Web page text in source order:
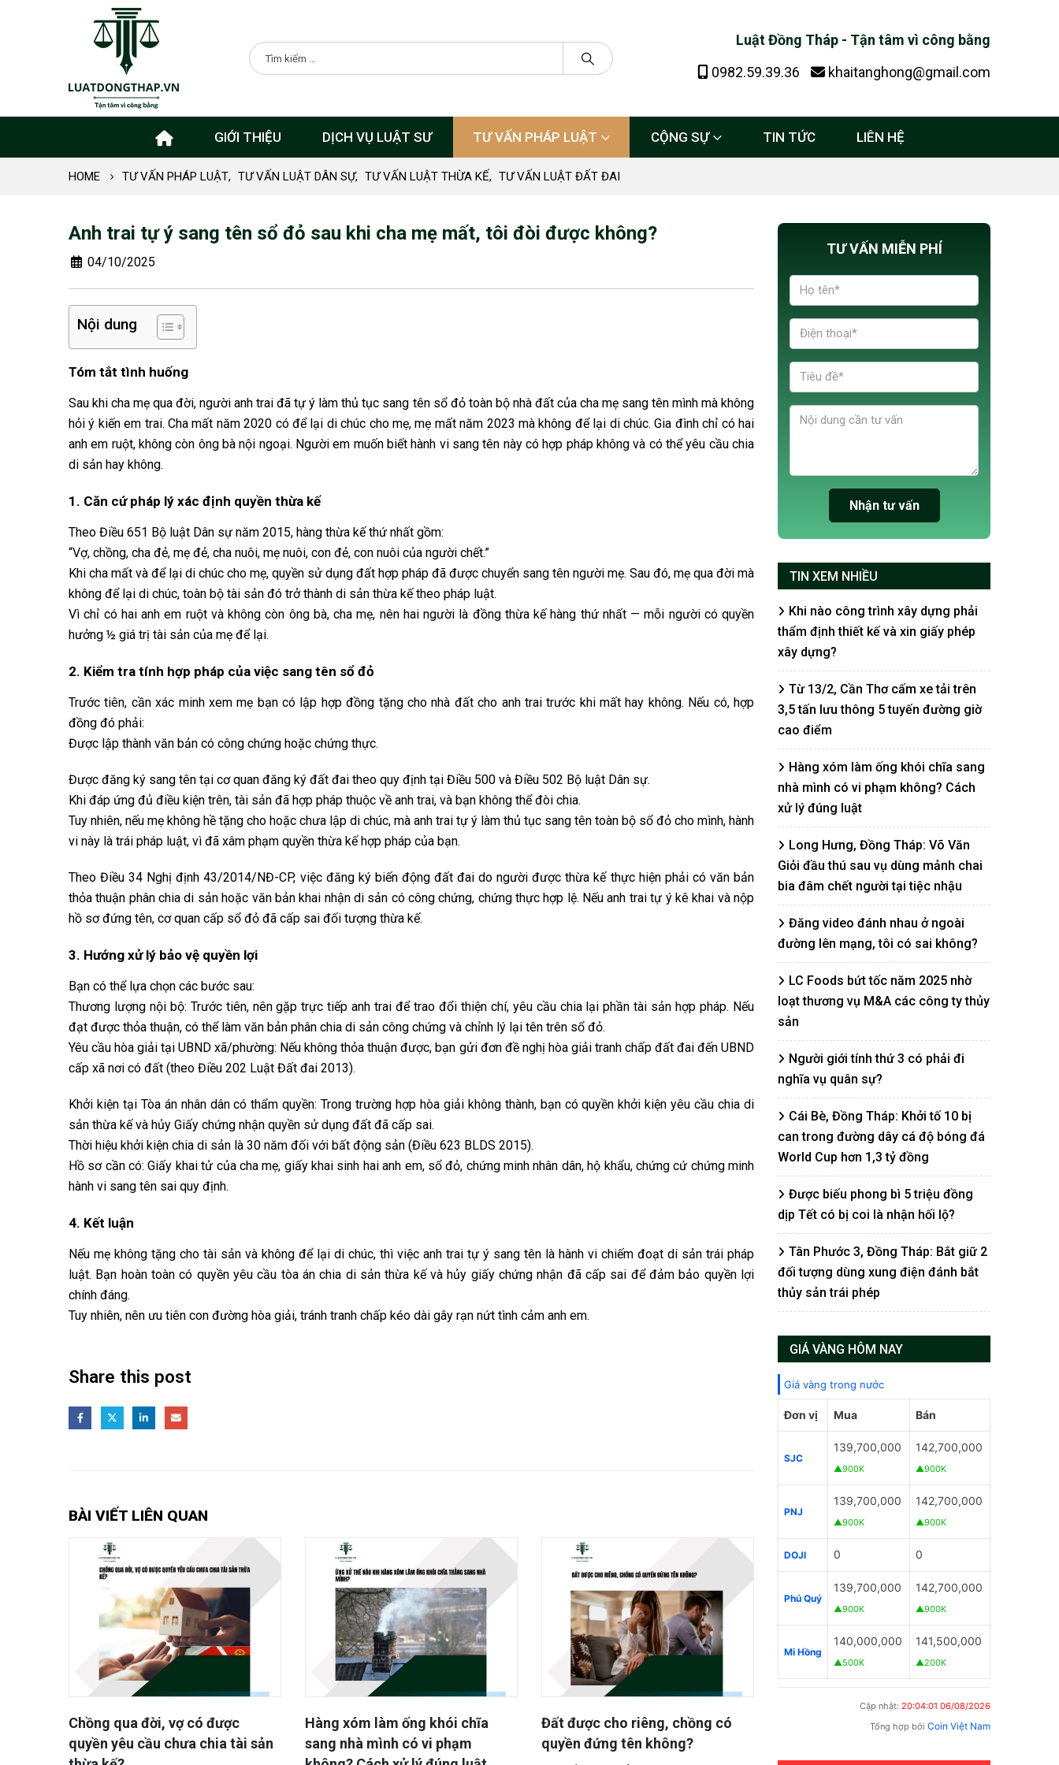
Luật Đồng Tháp - Tận tâm vì công bằng
0982.59.39.36
khaitanghong@gmail.com
GIỚI THIỆU DỊCH VỤ LUẬT SƯ TƯ VẤN PHÁP LUẬT CỘNG SỰ TIN TỨC LIÊN HỆ
HOME TƯ VẤN PHÁP LUẬT, TƯ VẤN LUẬT DÂN SỰ, TƯ VẤN LUẬT THỪA KẾ, TƯ VẤN LUẬT ĐẤT ĐAI
Anh trai tự ý sang tên sổ đỏ sau khi cha mẹ mất, tôi đòi được không?
04/10/2025
Nội dung
Tóm tắt tình huống
Sau khi cha mẹ qua đời, người anh trai đã tự ý làm thủ tục sang tên sổ đỏ toàn bộ nhà đất của cha mẹ sang tên mình mà không
hỏi ý kiến em trai. Cha mất năm 2020 có để lại di chúc cho mẹ, mẹ mất năm 2023 mà không để lại di chúc. Gia đình chỉ có hai
anh em ruột, không còn ông bà nội ngoại. Người em muốn biết hành vi sang tên này có hợp pháp không và có thể yêu cầu chia
di sản hay không.
1. Căn cứ pháp lý xác định quyền thừa kế
Theo Điều 651 Bộ luật Dân sự năm 2015, hàng thừa kế thứ nhất gồm:
“Vợ, chồng, cha đẻ, mẹ đẻ, cha nuôi, mẹ nuôi, con đẻ, con nuôi của người chết.”
Khi cha mất và để lại di chúc cho mẹ, quyền sử dụng đất hợp pháp đã được chuyển sang tên người mẹ. Sau đó, mẹ qua đời mà
không để lại di chúc, toàn bộ tài sản đó trở thành di sản thừa kế theo pháp luật.
Vì chỉ có hai anh em ruột và không còn ông bà, cha mẹ, nên hai người là đồng thừa kế hàng thứ nhất — mỗi người có quyền
hưởng ½ giá trị tài sản của mẹ để lại.
2. Kiểm tra tính hợp pháp của việc sang tên sổ đỏ
Trước tiên, cần xác minh xem mẹ bạn có lập hợp đồng tặng cho nhà đất cho anh trai trước khi mất hay không. Nếu có, hợp
đồng đó phải:
Được lập thành văn bản có công chứng hoặc chứng thực.
Được đăng ký sang tên tại cơ quan đăng ký đất đai theo quy định tại Điều 500 và Điều 502 Bộ luật Dân sự.
Khi đáp ứng đủ điều kiện trên, tài sản đã hợp pháp thuộc về anh trai, và bạn không thể đòi chia.
Tuy nhiên, nếu mẹ không hề tặng cho hoặc chưa lập di chúc, mà anh trai tự ý làm thủ tục sang tên toàn bộ sổ đỏ cho mình, hành
vi này là trái pháp luật, vì đã xâm phạm quyền thừa kế hợp pháp của bạn.
Theo Điều 34 Nghị định 43/2014/NĐ-CP, việc đăng ký biến động đất đai do người được thừa kế thực hiện phải có văn bản
thỏa thuận phân chia di sản hoặc văn bản khai nhận di sản có công chứng, chứng thực hợp lệ. Nếu anh trai tự ý kê khai và nộp
hồ sơ đứng tên, cơ quan cấp sổ đỏ đã cấp sai đối tượng thừa kế.
3. Hướng xử lý bảo vệ quyền lợi
Bạn có thể lựa chọn các bước sau:
Thương lượng nội bộ: Trước tiên, nên gặp trực tiếp anh trai để trao đổi thiện chí, yêu cầu chia lại phần tài sản hợp pháp. Nếu
đạt được thỏa thuận, có thể làm văn bản phân chia di sản công chứng và chỉnh lý lại tên trên sổ đỏ.
Yêu cầu hòa giải tại UBND xã/phường: Nếu không thỏa thuận được, bạn gửi đơn đề nghị hòa giải tranh chấp đất đai đến UBND
cấp xã nơi có đất (theo Điều 202 Luật Đất đai 2013).
Khởi kiện tại Tòa án nhân dân có thẩm quyền: Trong trường hợp hòa giải không thành, bạn có quyền khởi kiện yêu cầu chia di
sản thừa kế và hủy Giấy chứng nhận quyền sử dụng đất đã cấp sai.
Thời hiệu khởi kiện chia di sản là 30 năm đối với bất động sản (Điều 623 BLDS 2015).
Hồ sơ cần có: Giấy khai tử của cha mẹ, giấy khai sinh hai anh em, sổ đỏ, chứng minh nhân dân, hộ khẩu, chứng cứ chứng minh
hành vi sang tên sai quy định.
4. Kết luận
Nếu mẹ không tặng cho tài sản và không để lại di chúc, thì việc anh trai tự ý sang tên là hành vi chiếm đoạt di sản trái pháp
luật. Bạn hoàn toàn có quyền yêu cầu tòa án chia di sản thừa kế và hủy giấy chứng nhận đã cấp sai để đảm bảo quyền lợi
chính đáng.
Tuy nhiên, nên ưu tiên con đường hòa giải, tránh tranh chấp kéo dài gây rạn nứt tình cảm anh em.
Share this post
BÀI VIẾT LIÊN QUAN
Chồng qua đời, vợ có được
quyền yêu cầu chưa chia tài sản
Hàng xóm làm ống khói chĩa
sang nhà mình có vi phạm
Đất được cho riêng, chồng có
quyền đứng tên không?
Dịch Vụ Luật Sư Tư Vấn Luật Lao
TƯ VẤN MIỄN PHÍ
TIN XEM NHIỀU
Khi nào công trình xây dựng phải
thẩm định thiết kế và xin giấy phép
xây dựng?
Từ 13/2, Cần Thơ cấm xe tải trên
3,5 tấn lưu thông 5 tuyến đường giờ
cao điểm
Hàng xóm làm ống khói chĩa sang
nhà mình có vi phạm không? Cách
xử lý đúng luật
Long Hưng, Đồng Tháp: Võ Văn
Giỏi đầu thú sau vụ dùng mảnh chai
bia đâm chết người tại tiệc nhậu
Đăng video đánh nhau ở ngoài
đường lên mạng, tôi có sai không?
LC Foods bứt tốc năm 2025 nhờ
loạt thương vụ M&A các công ty thủy
sản
Người giới tính thứ 3 có phải đi
nghĩa vụ quân sự?
Cái Bè, Đồng Tháp: Khởi tố 10 bị
can trong đường dây cá độ bóng đá
World Cup hơn 1,3 tỷ đồng
Được biếu phong bì 5 triệu đồng
dịp Tết có bị coi là nhận hối lộ?
Tân Phước 3, Đồng Tháp: Bắt giữ 2
đối tượng dùng xung điện đánh bắt
thủy sản trái phép
GIÁ VÀNG HÔM NAY
Giá vàng trong nước
Đơn vị Mua Bán
SJC
139,700,000
▲900K
142,700,000
▲900K
PNJ
139,700,000
▲900K
142,700,000
▲900K
DOJI 0 0
Phú Quý
139,700,000
▲900K
142,700,000
▲900K
Mi Hồng
140,000,000
▲500K
141,500,000
▲200K
Cập nhật: 20:04:01 06/08/2026
Tổng hợp bởi Coin Việt Nam